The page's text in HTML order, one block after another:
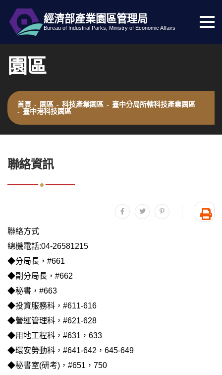
跳到主要內容
網站導覽
經濟部產業園區管理局
Bureau of Industrial Parks, Ministry of Economic Affairs
選
單
園區
首頁 - 園區 - 科技產業園區 - 臺中分局所轄科技產業園區
- 臺中港科技園區
聯絡資訊
分享至facebook
分享至twitter分享至plurk
友
聯絡方式
總機電話:04-26581215
◆分局長，#661
◆副分局長，#662
◆秘書，#663
◆投資服務科，#611-616
◆營運管理科，#621-628
◆用地工程科，#631，633
◆環安勞動科，#641-642，645-649
◆秘書室(研考)，#651，750